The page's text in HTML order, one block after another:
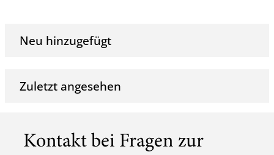
Neu hinzugefügt
Zuletzt angesehen
Kontakt bei Fragen zur